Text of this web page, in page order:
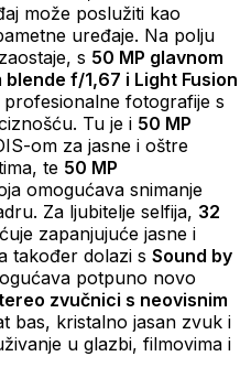
može poslužiti kao
uređaje. Na polju
s 50 MP glavnom
blende f/1,67 i Light Fusion
profesionalne fotografije s
Tu je i 50 MP
om za jasne i oštre
te 50 MP
omogućava snimanje
Za ljubitelje selfija, 32
zapanjujuće jasne i
također dolazi s Sound by
potpuno novo
zvučnici s neovisnim
bas, kristalno jasan zvuk i
u glazbi, filmovima i